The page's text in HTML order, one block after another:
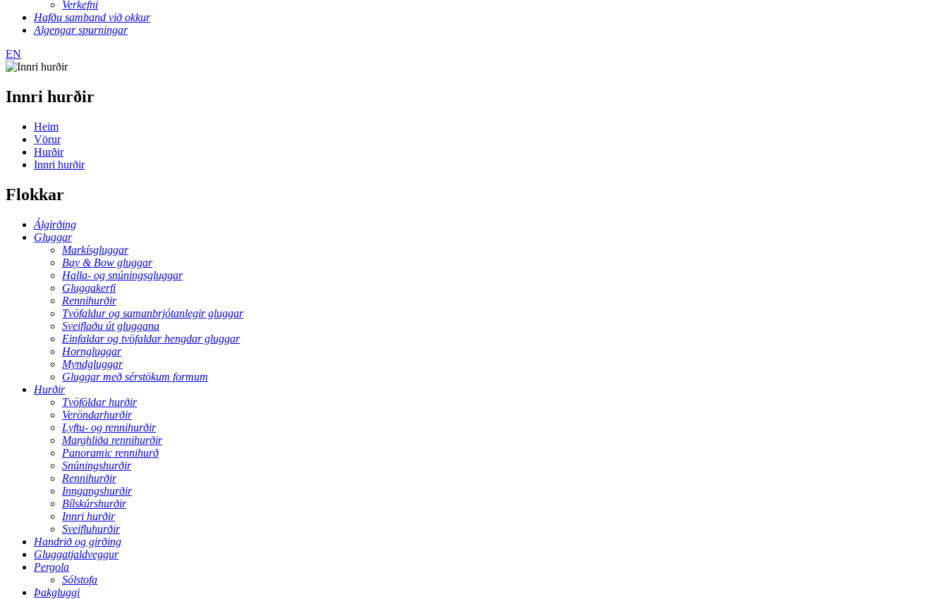
Verkefni
Hafðu samband við okkur
Algengar spurningar
EN
Innri hurðir
Heim
Vörur
Hurðir
Innri hurðir
Flokkar
Álgirðing
Gluggar
Markísgluggar
Bay & Bow gluggar
Halla- og snúningsgluggar
Gluggakerfi
Rennihurðir
Tvöfaldur og samanbrjótanlegir gluggar
Sveiflaðu út gluggana
Einfaldar og tvöfaldar hengdar gluggar
Horngluggar
Myndgluggar
Gluggar með sérstökum formum
Hurðir
Tvöföldar hurðir
Veröndarhurðir
Lyftu- og rennihurðir
Marghliða rennihurðir
Panoramic rennihurð
Snúningshurðir
Rennihurðir
Inngangshurðir
Bílskúrshurðir
Innri hurðir
Sveifluhurðir
Handrið og girðing
Gluggatjaldveggur
Pergola
Sólstofa
Þakgluggi